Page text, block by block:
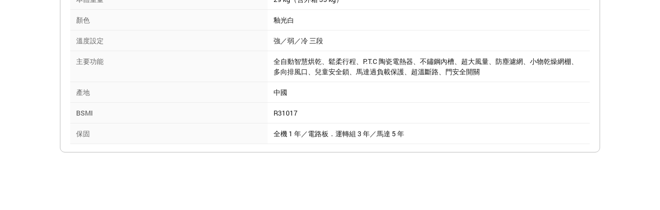
顏色 釉光白
溫度設定 強／弱／冷 三段
主要功能
全自動智慧烘乾、鬆柔行程、P.T.C 陶瓷電熱器、不鏽鋼內槽、超大風量、防塵濾網、小物乾燥網棚、
多向排風口、兒童安全鎖、馬達過負載保護、超溫斷路、門安全開關
產地 中國
BSMI R31017
保固 全機 1 年／電路板．運轉組 3 年／馬達 5 年